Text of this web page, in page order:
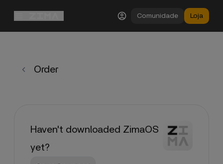
Comunidade Loja
Order
Haven't downloaded ZimaOS
yet?